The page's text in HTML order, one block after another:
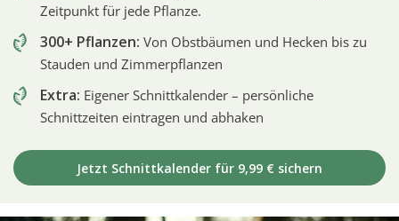
Zeitpunkt für jede Pflanze.
300+ Pflanzen: Von Obstbäumen und Hecken bis zu
Stauden und Zimmerpflanzen
Extra: Eigener Schnittkalender – persönliche
Schnittzeiten eintragen und abhaken
Jetzt Schnittkalender für 9,99 € sichern